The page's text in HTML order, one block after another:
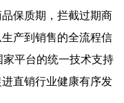
保质期，拦截过期商
产到销售的全流程信
家平台的统一技术支持
直销行业健康有序发